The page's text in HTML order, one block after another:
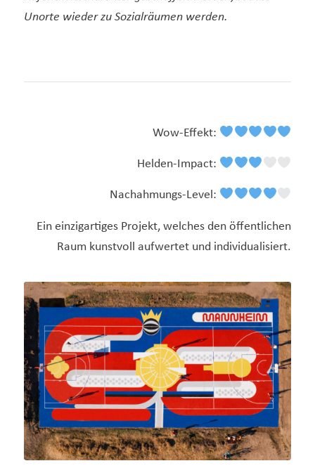
Unorte wieder zu Sozialräumen werden.
Wow-Effekt:
Helden-Impact:
Nachahmungs-Level:
Ein einzigartiges Projekt, welches den öffentlichen
Raum kunstvoll aufwertet und individualisiert.